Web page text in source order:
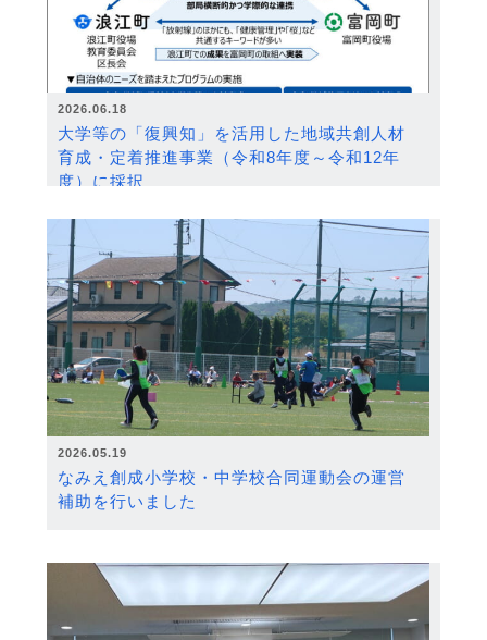
2026.06.18
大学等の「復興知」を活用した地域共創人材
育成・定着推進事業（令和8年度～令和12年
度）に採択
2026.05.19
なみえ創成小学校・中学校合同運動会の運営
補助を行いました